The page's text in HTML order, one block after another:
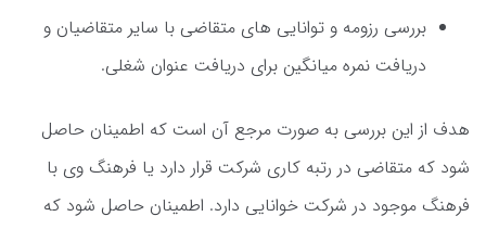
بررسی رزومه و توانایی های متقاضی با سایر متقاضیان و
دریافت نمره میانگین برای دریافت عنوان شغلی.
هدف از این بررسی به صورت مرجع آن است که اطمینان حاصل
شود که متقاضی در رتبه کاری شرکت قرار دارد یا فرهنگ وی با
فرهنگ موجود در شرکت خوانایی دارد. اطمینان حاصل شود که